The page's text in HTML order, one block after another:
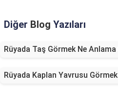
Diğer Blog Yazıları
Rüyada Taş Görmek Ne Anlama
Rüyada Kaplan Yavrusu